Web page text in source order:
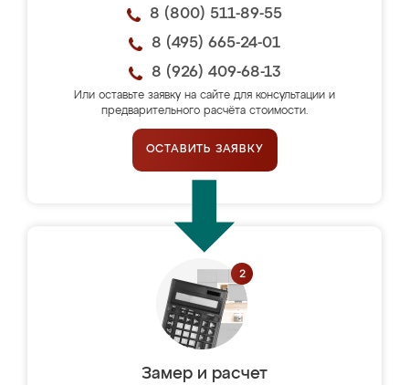
8 (800) 511-89-55
8 (495) 665-24-01
8 (926) 409-68-13
Или оставьте заявку на сайте для консультации и
предварительного расчёта стоимости.
ОСТАВИТЬ ЗАЯВКУ
Замер и расчет